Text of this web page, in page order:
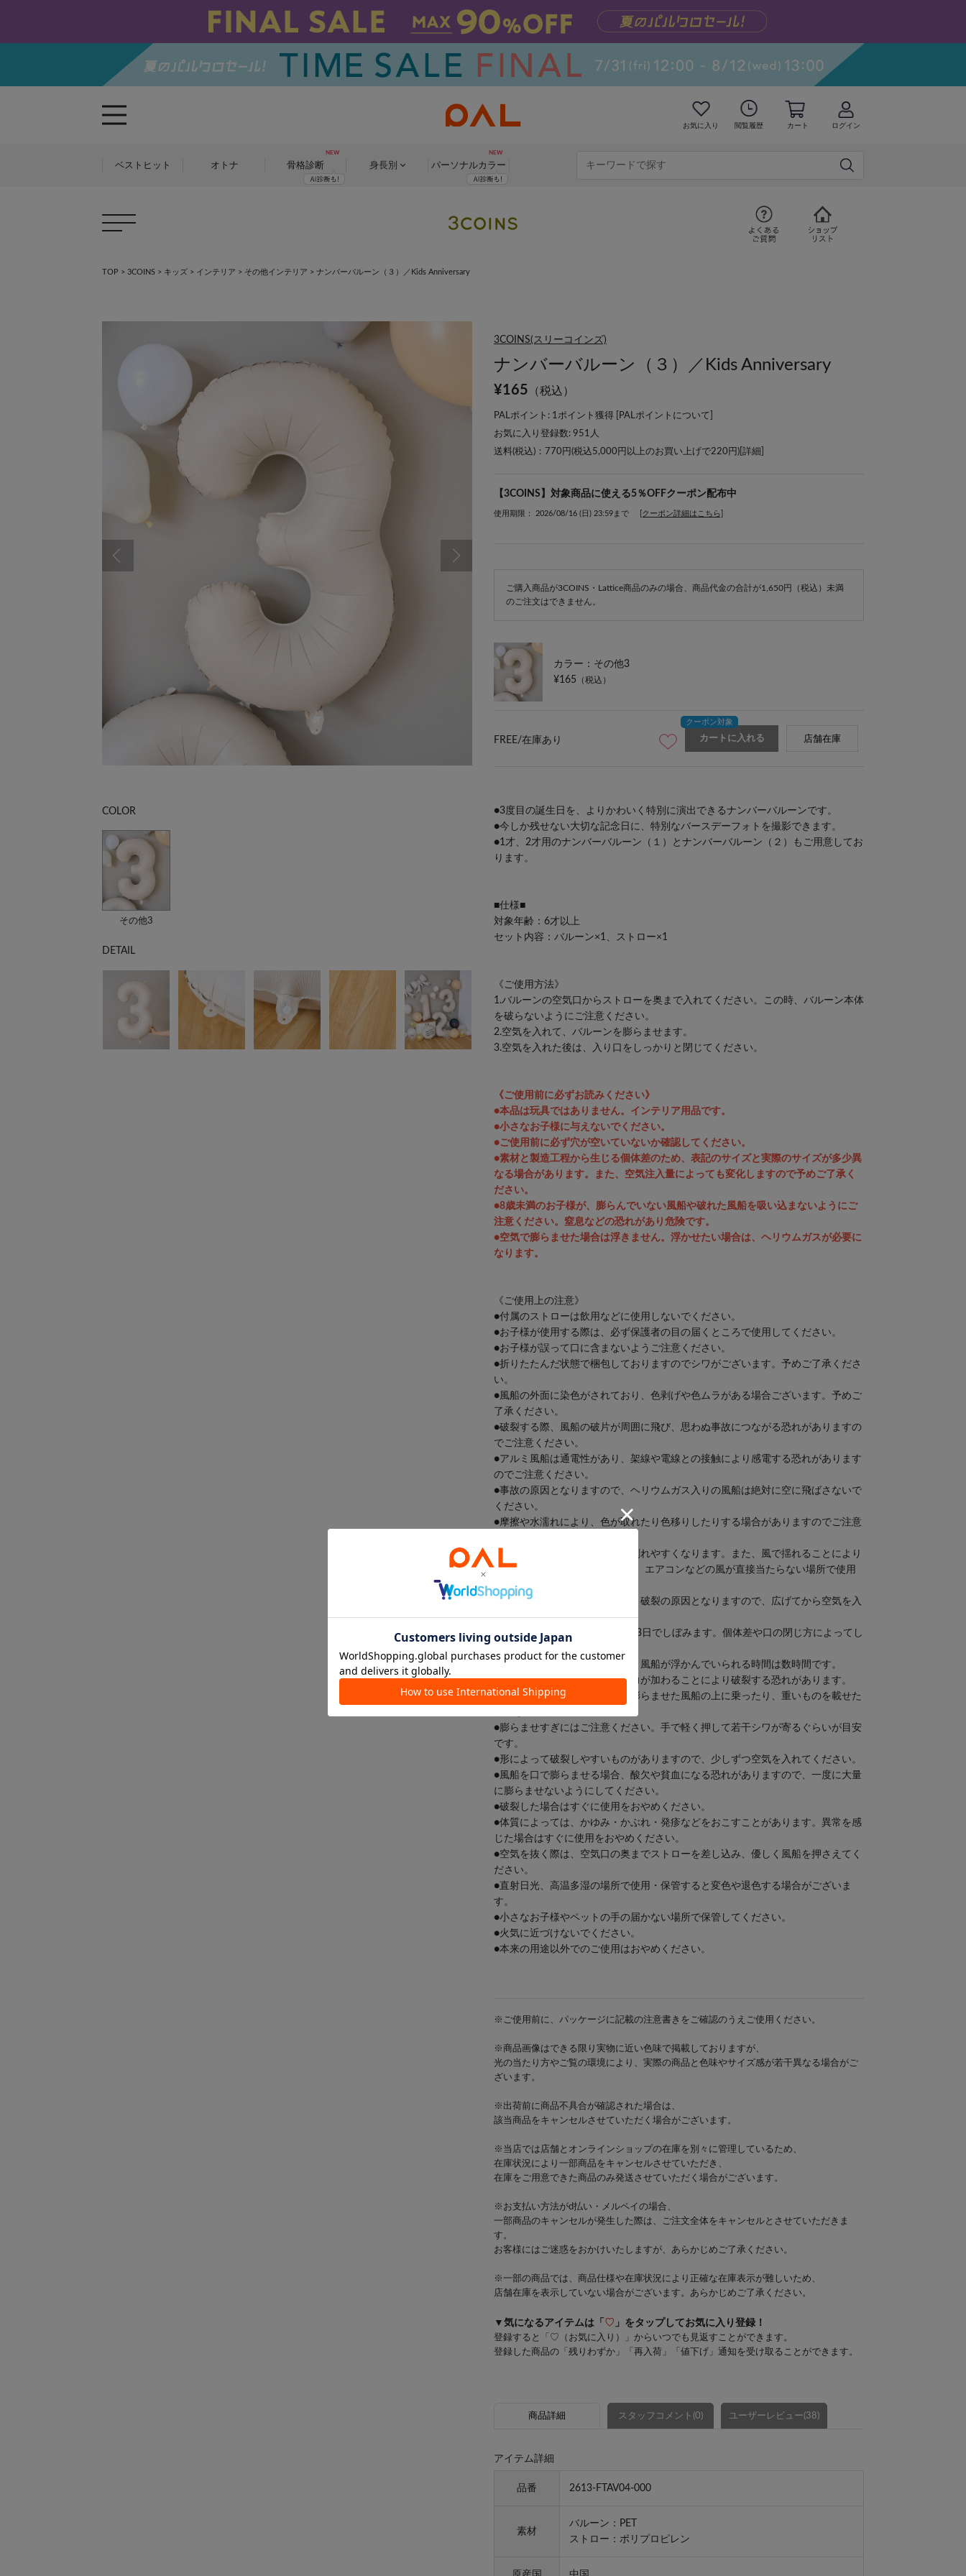
お気に入り 閲覧履歴 カート ログイン
ベストヒット オトナ 骨格診断 身長別 パーソナルカラー
TOP > 3COINS > キッズ > インテリア > その他インテリア > ナンバーバルーン（３）／Kids Anniversary
COLOR
その他3
DETAIL
3COINS(スリーコインズ)
ナンバーバルーン（３）／Kids Anniversary
¥165 （税込）
PALポイント: 1ポイント獲得 [ PALポイントについて
お気に入り登録数: 951 人
送料(税込)：770円(税込5,000円以上のお買い上げで220円)[ 詳細
【3COINS】対象商品に使える5％OFFクーポン配布中
使用期限： 2026/08/16 (日) 23:59まで [クーポン詳細はこちら]
ご購入商品が3COINS・Lattice商品のみの場合、商品代金の合計が1,650円（税込）未満
のご注文はできません。
カラー：その他3
¥165 （税込）
FREE/在庫あり カートに入れる 店舗在庫
●3度目の誕生日を、よりかわいく特別に演出できるナンバーバルーンです。
●今しか残せない大切な記念日に、特別なバースデーフォトを撮影できます。
●1才、2才用のナンバーバルーン（１） と ナンバーバルーン（２）
もご用意してお
ります。
■仕様■
対象年齢：6才以上
セット内容：バルーン×1、ストロー×1
《ご使用方法》
1.バルーンの空気口からストローを奥まで入れてください。この時、バルーン本体
を破らないようにご注意ください。
2.空気を入れて、バルーンを膨らませます。
3.空気を入れた後は、入り口をしっかりと閉じてください。
《ご使用前に必ずお読みください》
●本品は玩具ではありません。インテリア用品です。
●小さなお子様に与えないでください。
●ご使用前に必ず穴が空いていないか確認してください。
●素材と製造工程から生じる個体差のため、表記のサイズと実際のサイズが多少異
なる場合があります。また、空気注入量によっても変化しますので予めご了承く
ださい。
●8歳未満のお子様が、膨らんでいない風船や破れた風船を吸い込まないようにご
注意ください。窒息などの恐れがあり危険です。
●空気で膨らませた場合は浮きません。浮かせたい場合は、ヘリウムガスが必要に
なります。
《ご使用上の注意》
●付属のストローは飲用などに使用しないでください。
●お子様が使用する際は、必ず保護者の目の届くところで使用してください。
●お子様が誤って口に含まないようご注意ください。
●折りたたんだ状態で梱包しておりますのでシワがございます。予めご了承くださ
い。
●風船の外面に染色がされており、色剥げや色ムラがある場合ございます。予めご
了承ください。
●破裂する際、風船の破片が周囲に飛び、思わぬ事故につながる恐れがありますの
でご注意ください。
●アルミ風船は通電性があり、架線や電線との接触により感電する恐れがあります
のでご注意ください。
●事故の原因となりますので、ヘリウムガス入りの風船は絶対に空に飛ばさないで
ください。
●摩擦や水濡れにより、色が取れたり色移りしたりする場合がありますのでご注意
●気温・気圧などの条件により割れやすくなります。また、風で揺れることにより
ガスが抜けやすくなりますので、エアコンなどの風が直接当たらない場所で使用
してください。
●たたんだ状態で空気を入れると破裂の原因となりますので、広げてから空気を入
れてください。
●空気・ガスを入れてから約2～3日でしぼみます。個体差や口の閉じ方によってし
●ヘリウムガスを使用した場合、風船が浮かんでいられる時間は数時間です。
●尖ったものが触れたり、強い力が加わることにより破裂する恐れがあります。
●怪我の恐れがありますので、膨らませた風船の上に乗ったり、重いものを載せた
●膨らませすぎにはご注意ください。手で軽く押して若干シワが寄るぐらいが目安
です。
●形によって破裂しやすいものがありますので、少しずつ空気を入れてください。
●風船を口で膨らませる場合、酸欠や貧血になる恐れがありますので、一度に大量
に膨らませないようにしてください。
●破裂した場合はすぐに使用をおやめください。
●体質によっては、かゆみ・かぶれ・発疹などをおこすことがあります。異常を感
じた場合はすぐに使用をおやめください。
●空気を抜く際は、空気口の奥までストローを差し込み、優しく風船を押さえてく
ださい。
●直射日光、高温多湿の場所で使用・保管すると変色や退色する場合がございま
す。
●小さなお子様やペットの手の届かない場所で保管してください。
●火気に近づけないでください。
●本来の用途以外でのご使用はおやめください。
※ご使用前に、パッケージに記載の注意書きをご確認のうえご使用ください。
※商品画像はできる限り実物に近い色味で掲載しておりますが、
光の当たり方やご覧の環境により、実際の商品と色味やサイズ感が若干異なる場合がご
ざいます。
※出荷前に商品不具合が確認された場合は、
該当商品をキャンセルさせていただく場合がございます。
※当店では店舗とオンラインショップの在庫を別々に管理しているため、
在庫状況により一部商品をキャンセルさせていただき、
在庫をご用意できた商品のみ発送させていただく場合がございます。
※お支払い方法がd払い・メルペイの場合、
一部商品のキャンセルが発生した際は、ご注文全体をキャンセルとさせていただきま
す。
お客様にはご迷惑をおかけいたしますが、あらかじめご了承ください。
※一部の商品では、商品仕様や在庫状況により正確な在庫表示が難しいため、
店舗在庫を表示していない場合がございます。あらかじめご了承ください。
▼気になるアイテムは「 ♡ 」をタップしてお気に入り登録！
登録すると「♡（お気に入り）」からいつでも見返すことができます。
登録した商品の「残りわずか」「再入荷」「値下げ」通知を受け取ることができます。
商品詳細 スタッフコメント(0) ユーザーレビュー(38)
アイテム詳細
品番 2613-FTAV04-000
素材
バルーン：PET
ストロー：ポリプロピレン